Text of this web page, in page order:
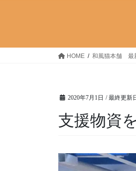
HOME 和風猫本舗 最
2020年7月1日 / 最終更新
支援物資